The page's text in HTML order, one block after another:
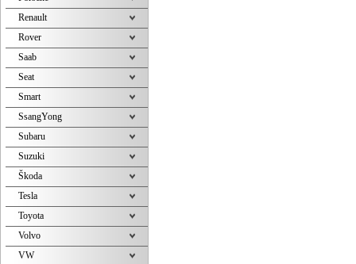
Renault
Rover
Saab
Seat
Smart
SsangYong
Subaru
Suzuki
Škoda
Tesla
Toyota
Volvo
VW